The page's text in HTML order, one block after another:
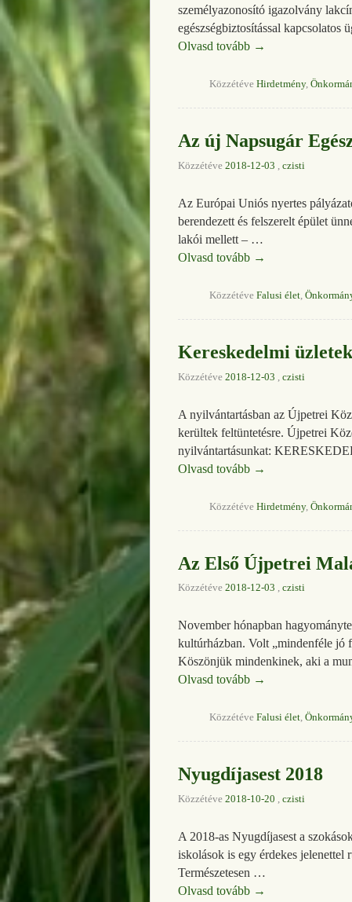
személyazonosító igazolvány
egészségbiztosítással
Olvasd tovább →
Közzétéve Hirdetmény,
Az új Napsugár
Közzétéve 2018-12-03 , czisti
Az Európai Uniós nyertes
berendezett és felszerelt épület
lakói mellett – …
Olvasd tovább →
Közzétéve Falusi élet,
Kereskedelmi
Közzétéve 2018-12-03 czisti
A nyilvántartásban az Újpetrei
kerültek feltüntetésre. Újpetrei
nyilvántartásunkat:
Olvasd tovább →
Közzétéve Hirdetmény,
Az Első Újpetrei
Közzétéve 2018-12-03 , czisti
November hónapban
kultúrházban. Volt „mindenféle jó
Köszönjük mindenkinek, aki a
Olvasd tovább →
Közzétéve Falusi élet,
Nyugdíjasest 2018
Közzétéve 2018-10-20 , czisti
A 2018-as Nyugdíjasest a
iskolások is egy érdekes
Természetesen …
Olvasd tovább →